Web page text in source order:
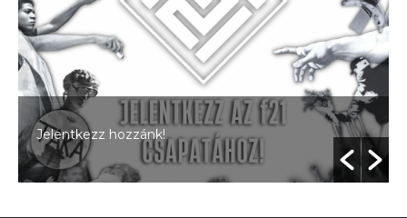
Jelentkezz hozzánk!